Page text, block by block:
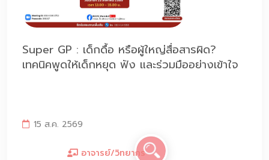
Super GP : เด็กดื้อ หรือผู้ใหญ่สื่อสารผิด?
เทคนิคพูดให้เด็กหยุด ฟัง และร่วมมืออย่างเข้าใจ
15 ส.ค. 2569
อาจารย์/วิทยากร